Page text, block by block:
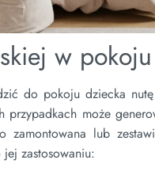
w
do pokoju dziecka
przypadkach może
zamontowana lub
zastosowaniu: